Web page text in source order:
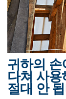
귀하의
다쳐 사
절대 안